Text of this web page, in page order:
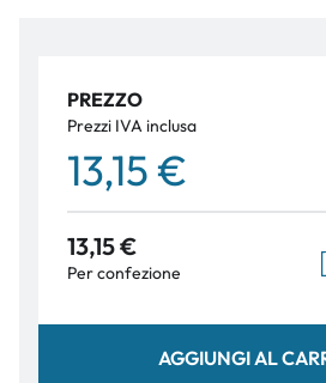
PREZZO
Prezzi IVA inclusa
13,15 €
13,15 €
Per confezione
AGGIUNGI AL